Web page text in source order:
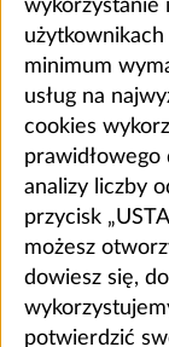
wykorzystanie
minimum
usług na
cookies
prawidłowego
analizy liczby
przycisk
możesz
dowiesz się,
potwierdzić